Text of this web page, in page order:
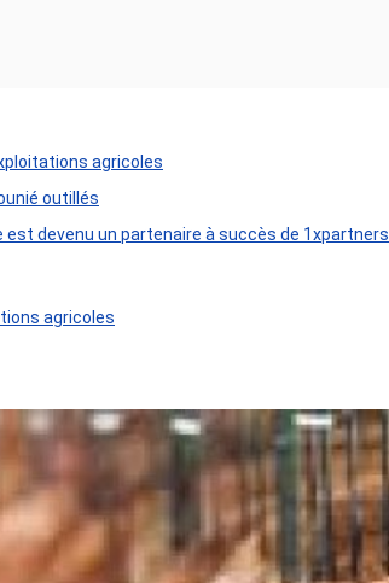
agricoles
outillés
devenu un partenaire à succès de 1xpartners
agricoles